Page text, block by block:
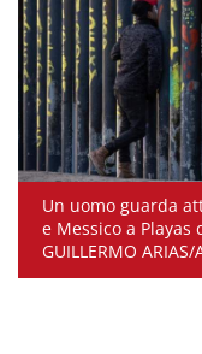
Un uomo guarda
e Messico a Playas
GUILLERMO